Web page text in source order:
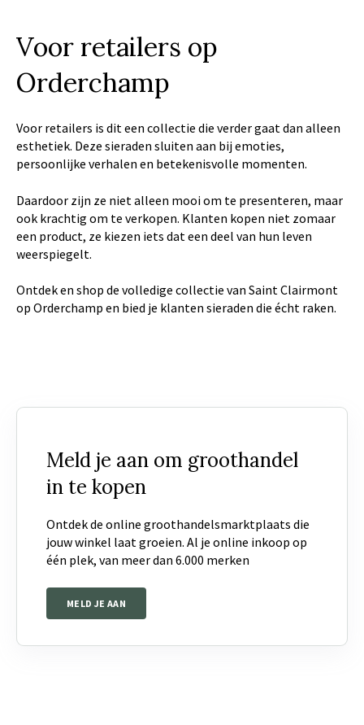
Voor retailers op
Orderchamp
Voor retailers is dit een collectie die verder gaat dan alleen
esthetiek. Deze sieraden sluiten aan bij emoties,
persoonlijke verhalen en betekenisvolle momenten.
Daardoor zijn ze niet alleen mooi om te presenteren, maar
ook krachtig om te verkopen. Klanten kopen niet zomaar
een product, ze kiezen iets dat een deel van hun leven
weerspiegelt.
Ontdek en shop de volledige collectie van Saint Clairmont
op Orderchamp en bied je klanten sieraden die écht raken.
Meld je aan om groothandel
in te kopen
Ontdek de online groothandelsmarktplaats die
jouw winkel laat groeien. Al je online inkoop op
één plek, van meer dan 6.000 merken
MELD JE AAN